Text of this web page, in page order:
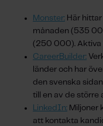
Monster: Här
månaden (535
(250 000). Aktiva
CareerBuilder:
länder och har
den svenska
till en av de större
LinkedIn: Miljoner
att kontakta